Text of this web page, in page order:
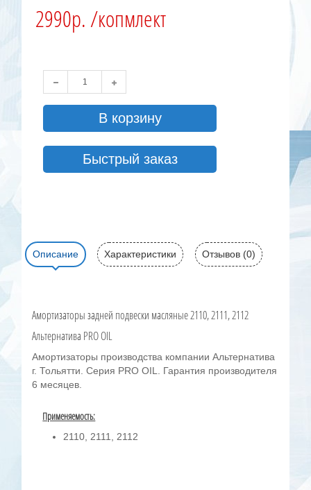
2990р. /копмлект
В корзину
Быстрый заказ
Описание Характеристики Отзывов (0)
Амортизаторы задней подвески масляные 2110, 2111, 2112
Альтернатива PRO OIL
Амортизаторы производства компании Альтернатива
г. Тольятти. Серия PRO OIL. Гарантия производителя
6 месяцев.
Применяемость:
2110, 2111, 2112